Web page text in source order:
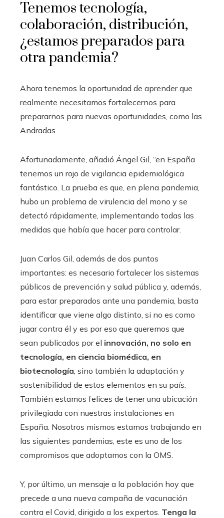
Tenemos tecnología,
colaboración, distribución,
¿estamos preparados para
otra pandemia?
Ahora tenemos la oportunidad de aprender que
realmente necesitamos fortalecernos para
prepararnos para nuevas oportunidades, como las
Andradas.
Afortunadamente, añadió Ángel Gil, “en España
tenemos un rojo de vigilancia epidemiológica
fantástico. La prueba es que, en plena pandemia,
hubo un problema de virulencia del mono y se
detectó rápidamente, implementando todas las
medidas que había que hacer para controlar.
Juan Carlos Gil, además de dos puntos
importantes: es necesario fortalecer los sistemas
públicos de prevención y salud pública y, además,
para estar preparados ante una pandemia, basta
identificar que viene algo distinto, si no es como
jugar contra él y es por eso que queremos que
sean publicados por el innovación, no solo en
tecnología, en ciencia biomédica, en
biotecnología, sino también la adaptación y
sostenibilidad de estos elementos en su país.
También estamos felices de tener una ubicación
privilegiada con nuestras instalaciones en
España. Nosotros mismos estamos trabajando en
las siguientes pandemias, este es uno de los
compromisos que adoptamos con la OMS.
Y, por último, un mensaje a la población hoy que
precede a una nueva campaña de vacunación
contra el Covid, dirigido a los expertos. Tenga la